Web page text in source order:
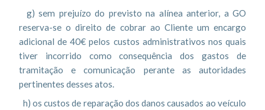
g) sem prejuízo do previsto na alínea anterior, a GO
reserva-se o direito de cobrar ao Cliente um encargo
adicional de 40€ pelos custos administrativos nos quais
tiver incorrido como consequência dos gastos de
tramitação e comunicação perante as autoridades
pertinentes desses atos.
h) os custos de reparação dos danos causados ao veículo